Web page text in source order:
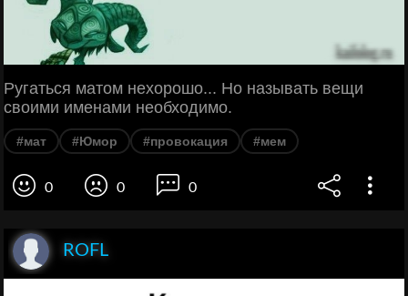
Ругаться матом нехорошо... Но называть вещи
своими именами необходимо.
#мат #Юмор #провокация #мем
0 0 0
ROFL